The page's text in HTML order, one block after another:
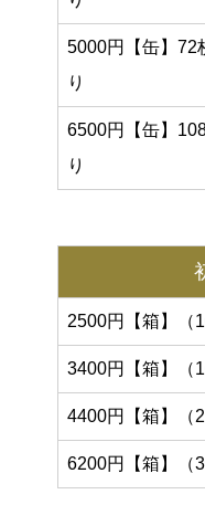
5000円【缶】72
り
6500円【缶】
り
2500円【箱】（
3400円【箱】（
4400円【箱】（
6200円【箱】（